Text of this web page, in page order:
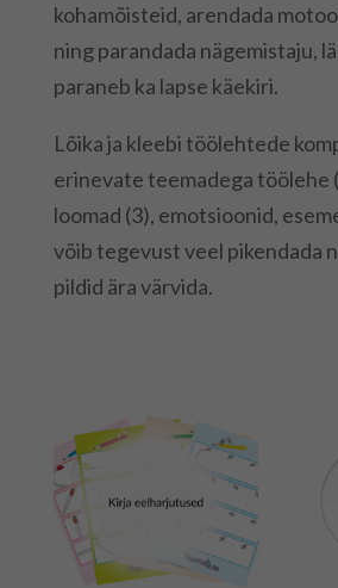
kohamõisteid, arendada
ning parandada nägemistaju,
paraneb ka lapse käekiri.
Lõika ja kleebi töölehtede
erinevate teemadega töölehe
loomad (3), emotsioonid,
võib tegevust veel pikendada
pildid ära värvida.